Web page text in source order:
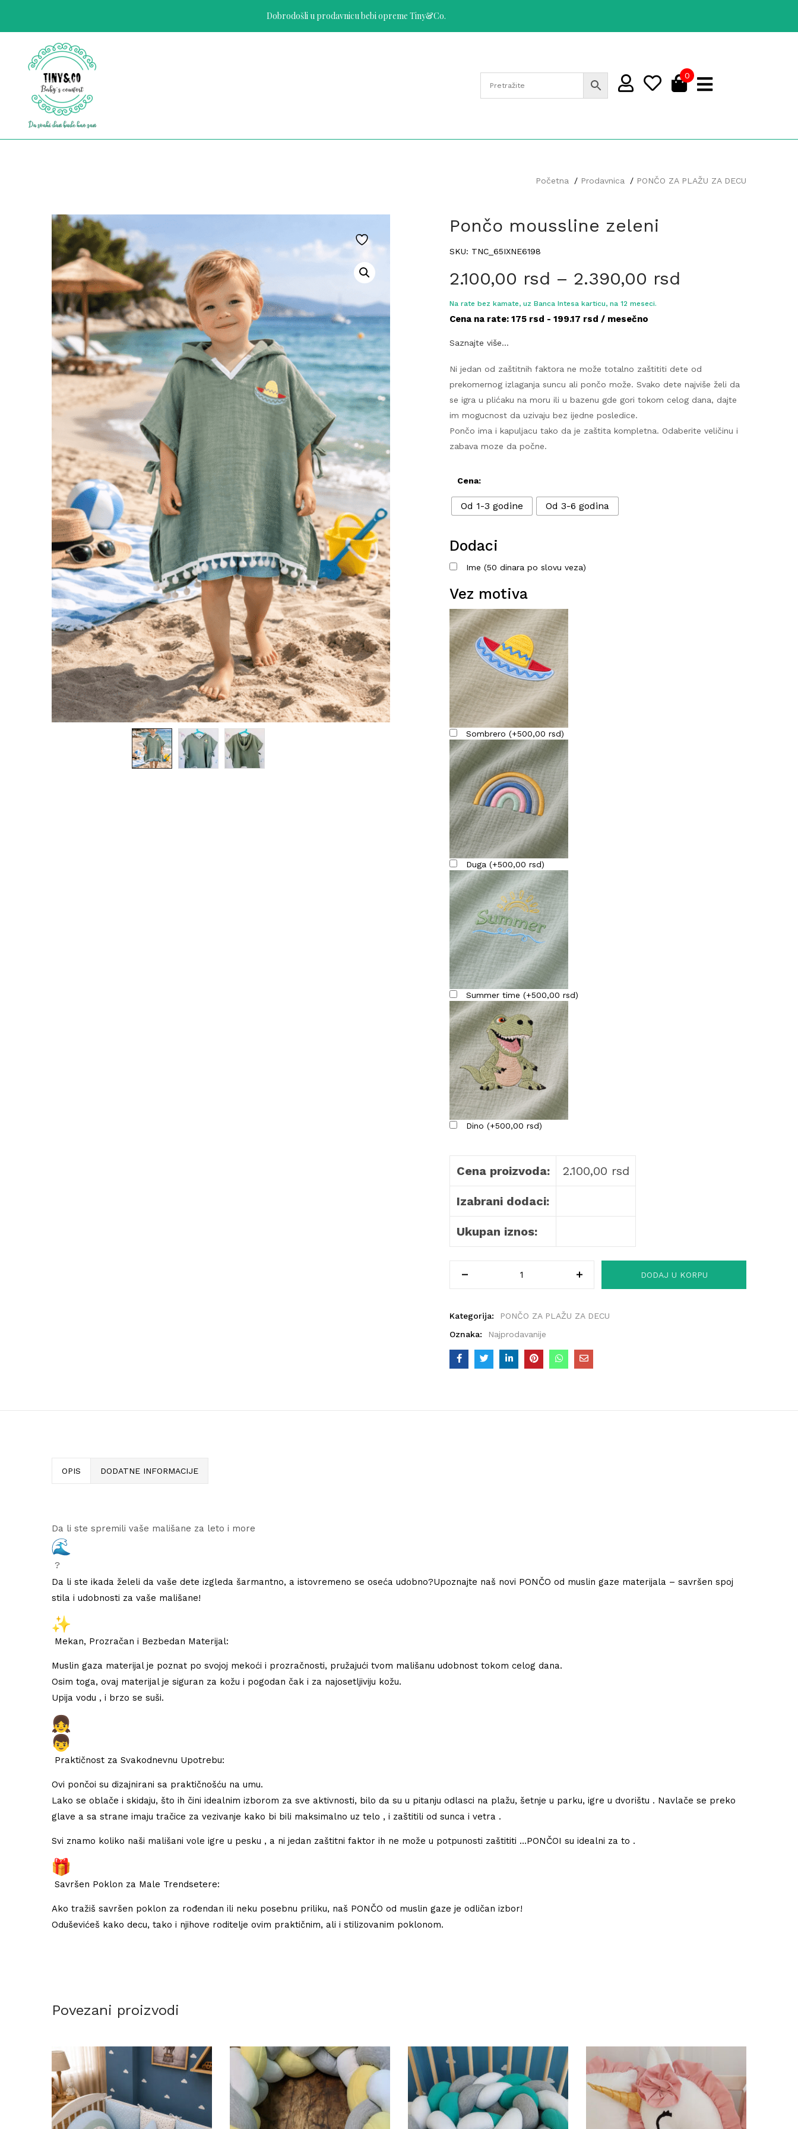
Dobrodošli u prodavnicu bebi opreme Tiny&Co.
0
Početna Prodavnica PONČO ZA PLAŽU ZA DECU
Pončo moussline zeleni
SKU: TNC_65IXNE6198
2.100,00 rsd – 2.390,00 rsd
Na rate bez kamate, uz Banca Intesa karticu, na 12 meseci.
Cena na rate: 175 rsd - 199.17 rsd / mesečno
Saznajte više...
Ni jedan od zaštitnih faktora ne može totalno zaštititi dete od
prekomernog izlaganja suncu ali pončo može. Svako dete najviše želi da
se igra u plićaku na moru ili u bazenu gde gori tokom celog dana, dajte
im mogucnost da uzivaju bez ijedne posledice.
Pončo ima i kapuljacu tako da je zaštita kompletna. Odaberite veličinu i
zabava moze da počne.
Cena:
Od 1-3 godine Od 3-6 godina
Dodaci
Ime (50 dinara po slovu veza)
Vez motiva
Sombrero (+500,00 rsd)
Duga (+500,00 rsd)
Summer time (+500,00 rsd)
Dino (+500,00 rsd)
Cena proizvoda: 2.100,00 rsd
Izabrani dodaci:
Ukupan iznos:
DODAJ U KORPU
Kategorija:
PONČO ZA PLAŽU ZA DECU
Oznaka:
Najprodavanije
OPIS DODATNE INFORMACIJE
Da li ste spremili vaše mališane za leto i more
?
Da li ste ikada želeli da vaše dete izgleda šarmantno, a istovremeno se oseća udobno?Upoznajte naš novi PONČO od muslin gaze materijala – savršen spoj
stila i udobnosti za vaše mališane!
Mekan, Prozračan i Bezbedan Materijal:
Muslin gaza materijal je poznat po svojoj mekoći i prozračnosti, pružajući tvom mališanu udobnost tokom celog dana.
Osim toga, ovaj materijal je siguran za kožu i pogodan čak i za najosetljiviju kožu.
Upija vodu , i brzo se suši.
Praktičnost za Svakodnevnu Upotrebu:
Ovi pončoi su dizajnirani sa praktičnošću na umu.
Lako se oblače i skidaju, što ih čini idealnim izborom za sve aktivnosti, bilo da su u pitanju odlasci na plažu, šetnje u parku, igre u dvorištu . Navlače se preko
glave a sa strane imaju tračice za vezivanje kako bi bili maksimalno uz telo , i zaštitili od sunca i vetra .
Svi znamo koliko naši mališani vole igre u pesku , a ni jedan zaštitni faktor ih ne može u potpunosti zaštititi …PONČOI su idealni za to .
Savršen Poklon za Male Trendsetere:
Ako tražiš savršen poklon za rođendan ili neku posebnu priliku, naš PONČO od muslin gaze je odličan izbor!
Oduševićeš kako decu, tako i njihove roditelje ovim praktičnim, ali i stilizovanim poklonom.
Povezani proizvodi